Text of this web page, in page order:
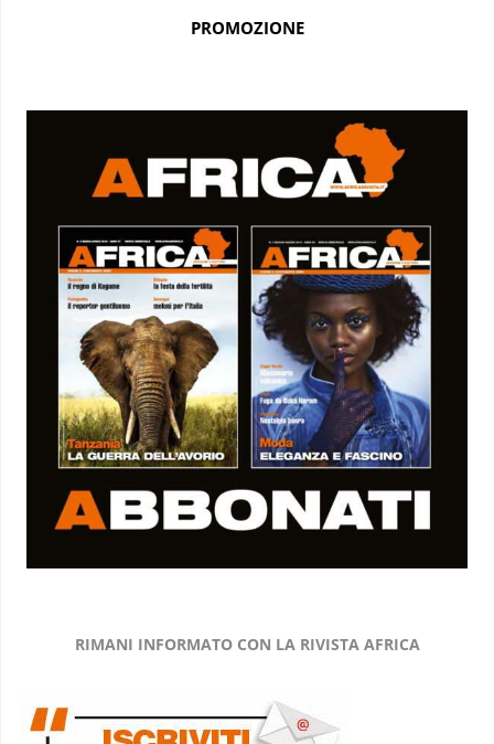
PROMOZIONE
RIMANI INFORMATO CON LA RIVISTA AFRICA